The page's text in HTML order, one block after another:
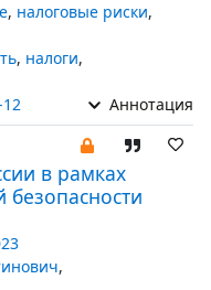
, налоговые риски,
, налоги,
Аннотация
в рамках
безопасности
,